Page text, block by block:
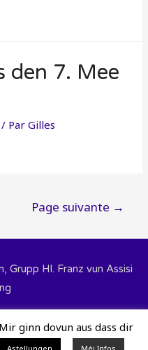
den 7. Mee
/ ParGilles
Page suivante →
Grupp Hl. Franz vun Assisi
op FaceBook
ginn dovun aus dass dir